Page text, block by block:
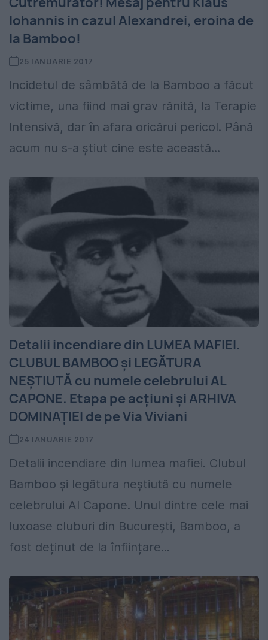
Iohannis in cazul Alexandrei, eroina de
la Bamboo!
25 IANUARIE 2017
Incidetul de sâmbătă de la Bamboo a făcut
victime, una fiind mai grav rănită, la Terapie
Intensivă, dar în afara oricărui pericol. Până
acum nu s-a ştiut cine este această...
Detalii incendiare din LUMEA MAFIEI.
CLUBUL BAMBOO şi LEGĂTURA
NEŞTIUTĂ cu numele celebrului AL
CAPONE. Etapa pe acţiuni şi ARHIVA
DOMINAŢIEI de pe Via Viviani
24 IANUARIE 2017
Detalii incendiare din lumea mafiei. Clubul
Bamboo şi legătura neştiută cu numele
celebrului Al Capone. Unul dintre cele mai
luxoase cluburi din Bucureşti, Bamboo, a
fost deținut de la înființare...